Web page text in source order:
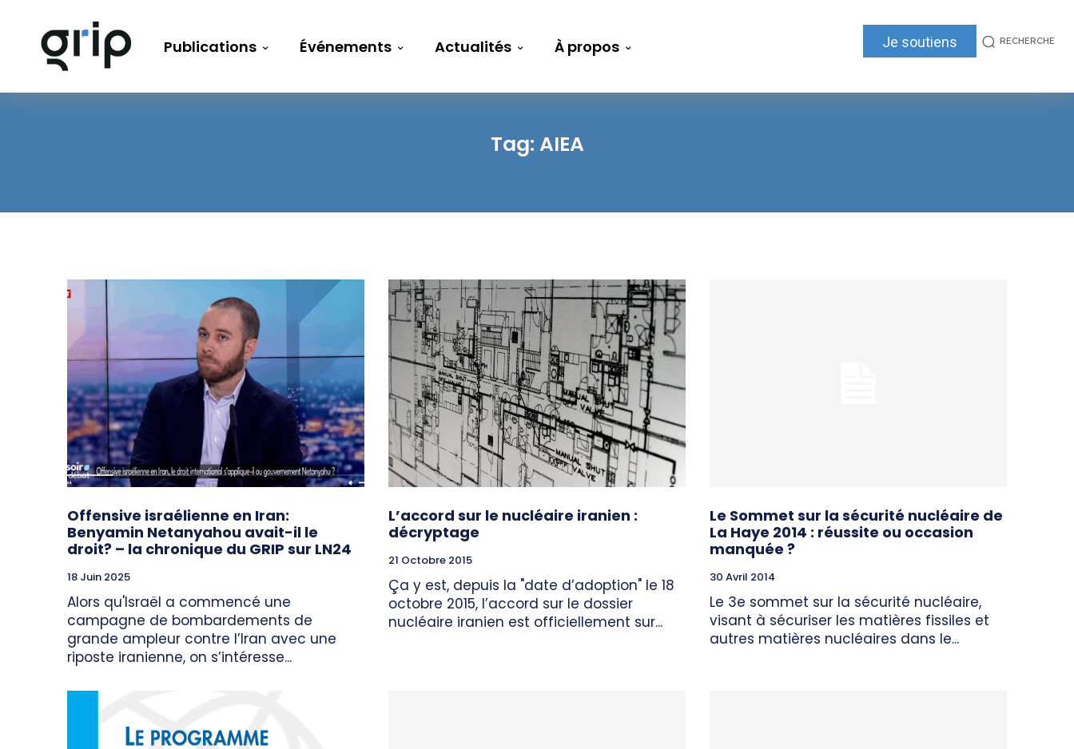
Publications Événements Actualités À propos Je soutiens RECHERCHE
Tag: AIEA
Offensive israélienne en Iran:
Benyamin Netanyahou avait-il le
droit? – la chronique du GRIP sur LN24
18 Juin 2025
Alors qu'Israël a commencé une
campagne de bombardements de
grande ampleur contre l’Iran avec une
riposte iranienne, on s’intéresse...
L’accord sur le nucléaire iranien :
décryptage
21 Octobre 2015
Ça y est, depuis la "date d’adoption" le 18
octobre 2015, l’accord sur le dossier
nucléaire iranien est officiellement sur...
Le Sommet sur la sécurité nucléaire de
La Haye 2014 : réussite ou occasion
manquée ?
30 Avril 2014
Le 3e sommet sur la sécurité nucléaire,
visant à sécuriser les matières fissiles et
autres matières nucléaires dans le...